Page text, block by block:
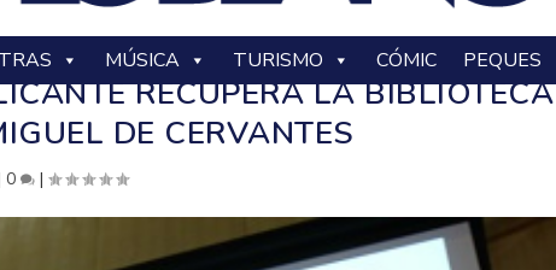
MÚSICA TURISMO CÓMIC PEQUES
RECUPERA LA BIBLIOTECA
DE CERVANTES
0 |